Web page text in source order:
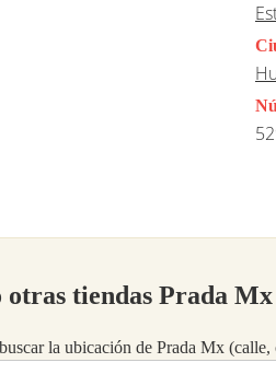
otras tiendas Prada
la ubicación de Prada Mx (calle,